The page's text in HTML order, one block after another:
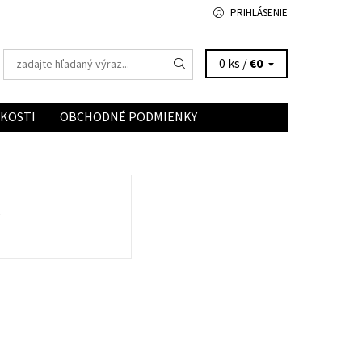
PRIHLÁSENIE
0 ks /€0
OBCHODNÉ PODMIENKY